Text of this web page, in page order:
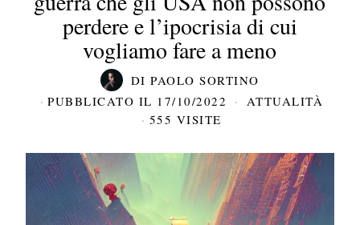
perdere e l’ipocrisia di cui
vogliamo fare a meno
DIPAOLO SORTINO
PUBBLICATO IL 17/10/2022
ATTUALITÀ
555 VISITE